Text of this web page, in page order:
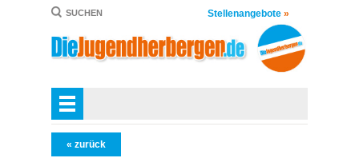
SUCHEN Stellenangebote »
« zurück